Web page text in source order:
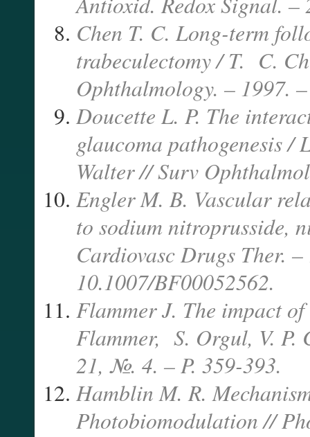
Chen T. C. Long-term
trabeculectomy / T. C.
Ophthalmology. – 1997.
Doucette L. P. The
glaucoma pathogenesis /
Walter // Surv
Engler M. B. Vascular
to sodium nitroprusside,
Cardiovasc Drugs Ther.
10.1007/BF00052562.
Flammer J. The impact
Flammer, S. Orgul, V. P.
21, №. 4. – P. 359-393.
Hamblin M. R.
Photobiomodulation //